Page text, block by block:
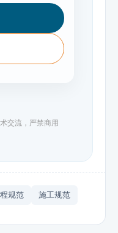
交流，严禁商用
规范 施工规范